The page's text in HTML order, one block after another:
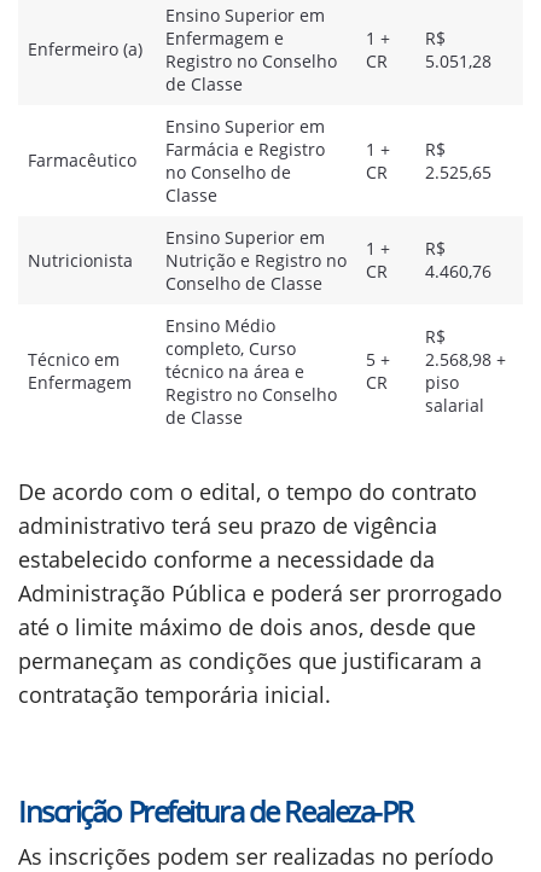
Enfermeiro (a)
Ensino Superior em
Enfermagem e
Registro no Conselho
de Classe
1 +
CR
R$
5.051,28
Farmacêutico
Ensino Superior em
Farmácia e Registro
no Conselho de
Classe
1 +
CR
R$
2.525,65
Nutricionista
Ensino Superior em
Nutrição e Registro no
Conselho de Classe
1 +
CR
R$
4.460,76
Técnico em
Enfermagem
Ensino Médio
completo, Curso
técnico na área e
Registro no Conselho
de Classe
5 +
CR
R$
2.568,98 +
piso
salarial
De acordo com o edital, o tempo do contrato
administrativo terá seu prazo de vigência
estabelecido conforme a necessidade da
Administração Pública e poderá ser prorrogado
até o limite máximo de dois anos, desde que
permaneçam as condições que justificaram a
contratação temporária inicial.
Inscrição Prefeitura de Realeza-PR
As inscrições podem ser realizadas no período